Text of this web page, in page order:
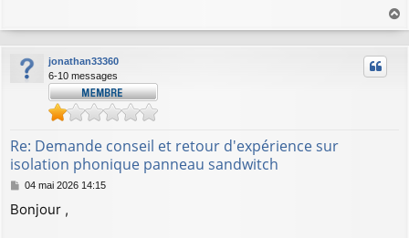
a
u
jonathan33360
6-10 messages
Re: Demande conseil et retour d'expérience sur
isolation phonique panneau sandwitch
M
s
04 mai 2026 14:15
Bonjour ,